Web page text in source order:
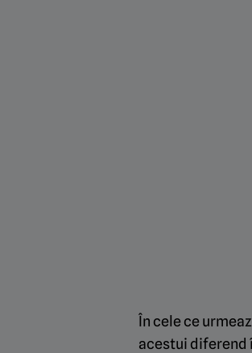
În cele ce
acestui diferend